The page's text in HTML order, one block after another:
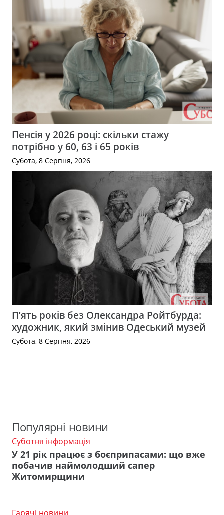
Пенсія у 2026 році: скільки стажу
потрібно у 60, 63 і 65 років
Субота, 8 Серпня, 2026
П’ять років без Олександра Ройтбурда:
художник, який змінив Одеський музей
Субота, 8 Серпня, 2026
Популярні новини
Суботня інформація
У 21 рік працює з боєприпасами: що вже
побачив наймолодший сапер
Житомирщини